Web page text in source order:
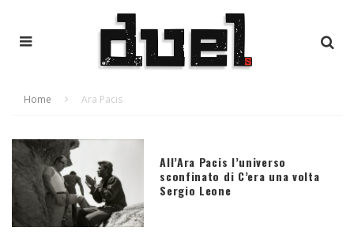
Home Ara Pacis
All’Ara Pacis l’universo
sconfinato di C’era una volta
Sergio Leone